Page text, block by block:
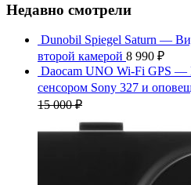
Недавно смотрели
Dunobil Spiegel Saturn —
второй камерой 8 990 ₽
Daocam UNO Wi-Fi GPS —
сенсором Sony 327 и
15 000₽